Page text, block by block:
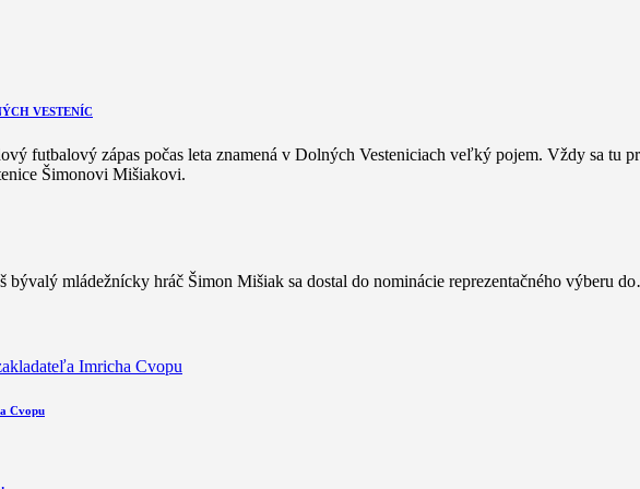
VESTENÍC
futbalový zápas počas leta znamená v Dolných Vesteniciach veľký pojem. Vždy sa tu
bývalý mládežnícky hráč Šimon Mišiak sa dostal do nominácie reprezentačného výberu
Cvopu